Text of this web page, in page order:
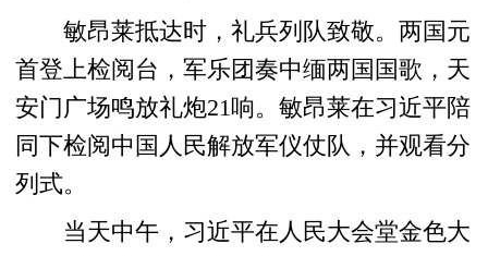
敏昂莱抵达时，礼兵列队致敬。两国元
首登上检阅台，军乐团奏中缅两国国歌，天
安门广场鸣放礼炮21响。敏昂莱在习近平陪
同下检阅中国人民解放军仪仗队，并观看分
列式。
当天中午，习近平在人民大会堂金色大